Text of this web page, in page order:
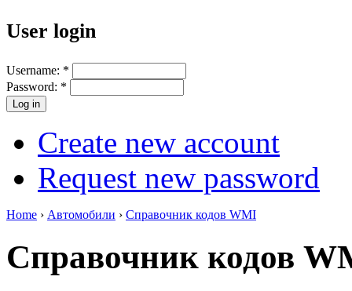
User login
Username: *
Password: *
Create new account
Request new password
Home › Автомобили › Справочник кодов WMI
Справочник кодов